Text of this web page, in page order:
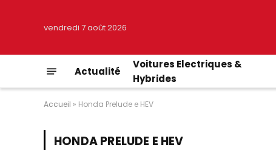
vendredi 7 août 2026
Actualité
Voitures Electriques &
Hybrides
Accueil » Honda Prelude e HEV
HONDA PRELUDE E HEV